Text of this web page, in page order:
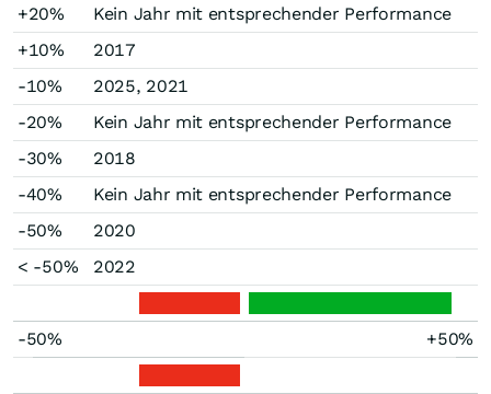
+20%
Kein Jahr mit entsprechender Performance
+10%
2017
-10%
2025, 2021
-20%
Kein Jahr mit entsprechender Performance
-30%
2018
-40%
Kein Jahr mit entsprechender Performance
-50%
2020
< -50%
2022
-50% +50%